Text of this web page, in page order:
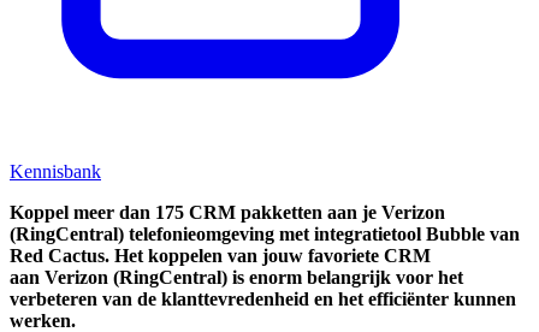
Kennisbank
Koppel meer dan 175 CRM pakketten aan je Verizon
(RingCentral) telefonieomgeving met integratietool Bubble van
Red Cactus. Het koppelen van jouw favoriete CRM
aan Verizon (RingCentral) is enorm belangrijk voor het
verbeteren van de klanttevredenheid en het efficiënter kunnen
werken.